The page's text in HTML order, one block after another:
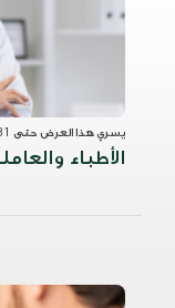
يسري هذا العرض حتى 31 ديسمبر 2026
الأطباء